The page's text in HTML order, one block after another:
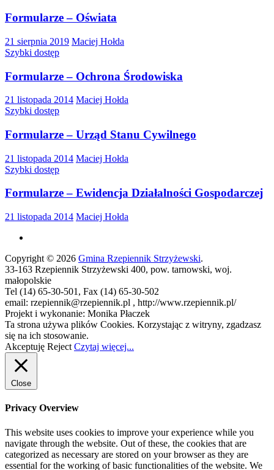
Formularze – Oświata
21 sierpnia 2019 Maciej Hołda
Szybki dostęp
Formularze – Ochrona Środowiska
21 listopada 2014 Maciej Hołda
Szybki dostęp
Formularze – Urząd Stanu Cywilnego
21 listopada 2014 Maciej Hołda
Szybki dostęp
Formularze – Ewidencja Działalności Gospodarczej
21 listopada 2014 Maciej Hołda
Copyright © 2026 Gmina Rzepiennik Strzyżewski.
33-163 Rzepiennik Strzyżewski 400, pow. tarnowski, woj.
małopolskie
Tel (14) 65-30-501, Fax (14) 65-30-502
email: rzepiennik@rzepiennik.pl , http://www.rzepiennik.pl/
Projekt i wykonanie: Monika Płaczek
Ta strona używa plików Cookies. Korzystając z witryny, zgadzasz
się na ich stosowanie.
Akceptuję Reject Czytaj więcej...
Close
Privacy Overview
This website uses cookies to improve your experience while you
navigate through the website. Out of these, the cookies that are
categorized as necessary are stored on your browser as they are
essential for the working of basic functionalities of the website. We